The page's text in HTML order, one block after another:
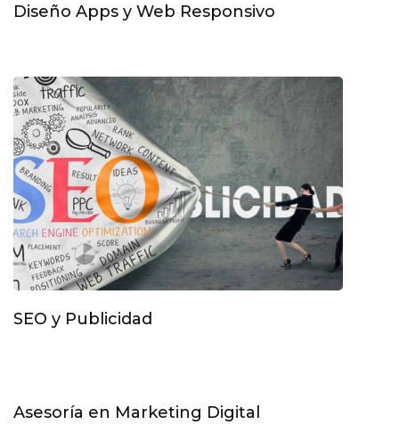
Diseño Apps y Web Responsivo
SEO y Publicidad
Asesoría en Marketing Digital